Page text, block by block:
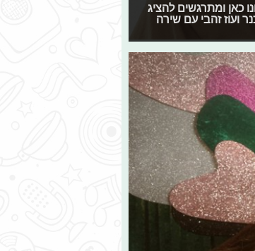
כאן ומתרגשים להציג
ועוז זהבי עם שירה